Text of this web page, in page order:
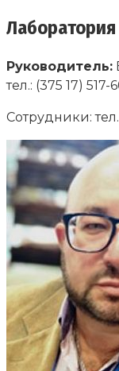
Руководитель:
тел.: (375 17)
Сотрудники: